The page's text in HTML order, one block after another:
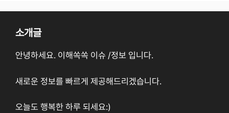
소개글
안녕하세요. 이해쏙쏙 이슈 /정보 입니다.
새로운 정보를 빠르게 제공해드리겠습니다.
오늘도 행복한 하루 되세요:)